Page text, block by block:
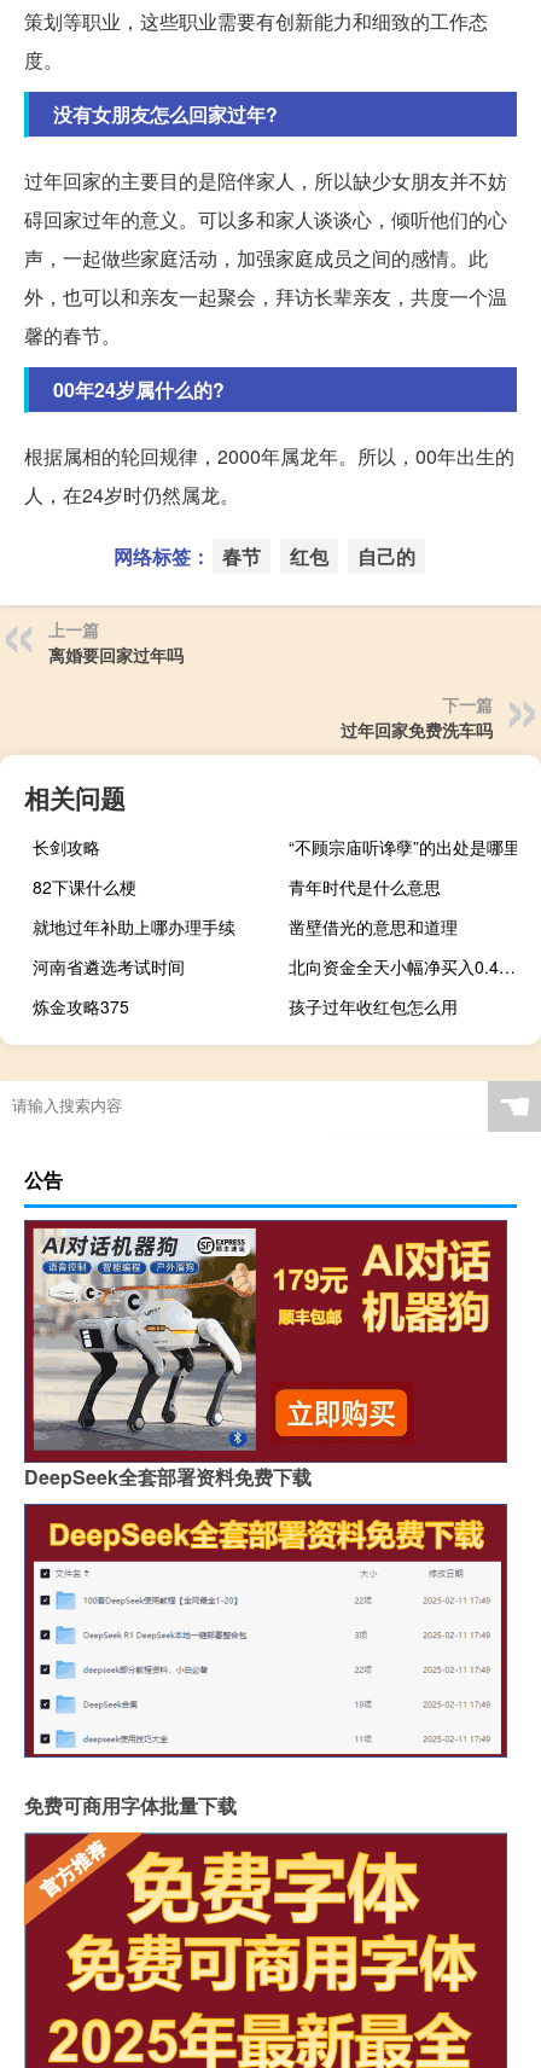
策划等职业，这些职业需要有创新能力和细致的工作态
度。
没有女朋友怎么回家过年?
过年回家的主要目的是陪伴家人，所以缺少女朋友并不妨
碍回家过年的意义。可以多和家人谈谈心，倾听他们的心
声，一起做些家庭活动，加强家庭成员之间的感情。此
外，也可以和亲友一起聚会，拜访长辈亲友，共度一个温
馨的春节。
00年24岁属什么的?
根据属相的轮回规律，2000年属龙年。所以，00年出生的
人，在24岁时仍然属龙。
网络标签： 春节 红包 自己的
上一篇
离婚要回家过年吗
下一篇
过年回家免费洗车吗
相关问题
长剑攻略
“不顾宗庙听谗孽”的出处是哪里
82下课什么梗
青年时代是什么意思
就地过年补助上哪办理手续
凿壁借光的意思和道理
河南省遴选考试时间
北向资金全天小幅净买入0.41亿元
炼金攻略375
孩子过年收红包怎么用
☚
公告
DeepSeek全套部署资料免费下载
免费可商用字体批量下载